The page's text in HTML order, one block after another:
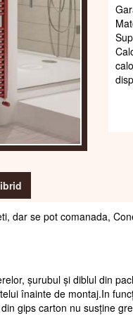
dar se pot comanada,
șurubul și diblul din
înainte de montaj.In
gips carton nu susține